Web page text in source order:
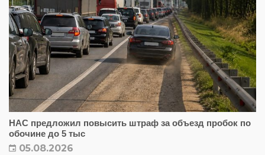
НАС предложил повысить штраф за объезд пробок по
обочине до 5 тыс
05.08.2026